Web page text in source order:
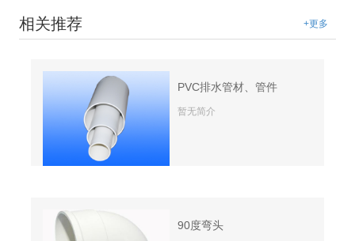
相关推荐 +更多
PVC排水管材、管件
暂无简介
90度弯头